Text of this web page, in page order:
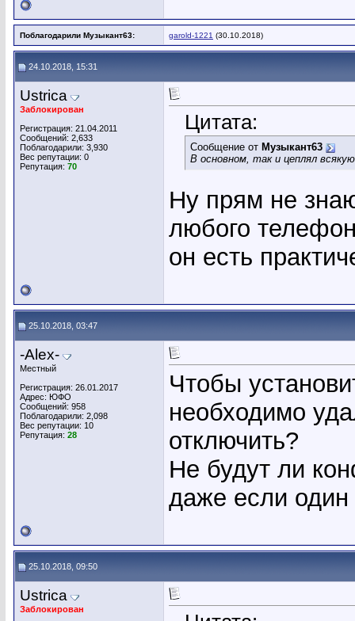
Поблагодарили Музыкант63: garold-1221 (30.10.2018)
24.10.2018, 15:31
Ustrica
Заблокирован
Регистрация: 21.04.2011
Сообщений: 2,633
Поблагодарили: 3,930
Вес репутации: 0
Репутация: 70
Цитата:
Сообщение от Музыкант63
В основном, так и цеплял
Ну прям не
любого
он есть
25.10.2018, 03:47
-Alex-
Местный
Регистрация: 26.01.2017
Адрес: ЮФО
Сообщений: 958
Поблагодарили: 2,098
Вес репутации: 10
Репутация: 28
Чтобы
необходимо
отключить?
Не будут ли
даже если один
25.10.2018, 09:50
Ustrica
Заблокирован